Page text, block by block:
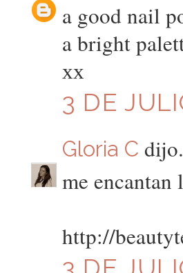
a good nail
a bright
хх
3 DE
Gloria C
me
http://